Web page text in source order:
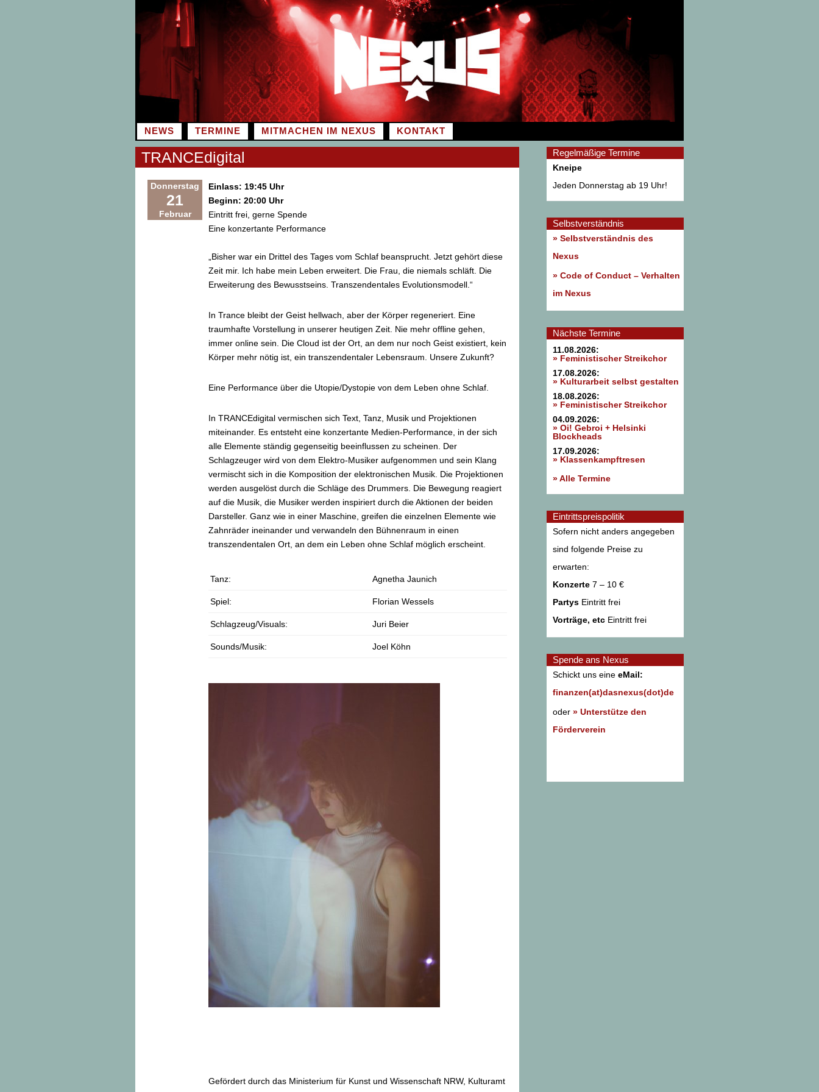
Inhalt
springen
NEWS TERMINE MITMACHEN IM NEXUS KONTAKT
TRANCEdigital
Donnerstag
21
Februar
Einlass: 19:45 Uhr
Beginn: 20:00 Uhr
Eintritt frei, gerne Spende
Eine konzertante Performance
„Bisher war ein Drittel des Tages vom Schlaf beansprucht. Jetzt gehört diese
Zeit mir. Ich habe mein Leben erweitert. Die Frau, die niemals schläft. Die
Erweiterung des Bewusstseins. Transzendentales Evolutionsmodell.“
In Trance bleibt der Geist hellwach, aber der Körper regeneriert. Eine
traumhafte Vorstellung in unserer heutigen Zeit. Nie mehr offline gehen,
immer online sein. Die Cloud ist der Ort, an dem nur noch Geist existiert, kein
Körper mehr nötig ist, ein transzendentaler Lebensraum. Unsere Zukunft?
Eine Performance über die Utopie/Dystopie von dem Leben ohne Schlaf.
In TRANCEdigital vermischen sich Text, Tanz, Musik und Projektionen
miteinander. Es entsteht eine konzertante Medien-Performance, in der sich
alle Elemente ständig gegenseitig beeinflussen zu scheinen. Der
Schlagzeuger wird von dem Elektro-Musiker aufgenommen und sein Klang
vermischt sich in die Komposition der elektronischen Musik. Die Projektionen
werden ausgelöst durch die Schläge des Drummers. Die Bewegung reagiert
auf die Musik, die Musiker werden inspiriert durch die Aktionen der beiden
Darsteller. Ganz wie in einer Maschine, greifen die einzelnen Elemente wie
Zahnräder ineinander und verwandeln den Bühnenraum in einen
transzendentalen Ort, an dem ein Leben ohne Schlaf möglich erscheint.
Tanz: Agnetha Jaunich
Spiel: Florian Wessels
Schlagzeug/Visuals: Juri Beier
Sounds/Musik: Joel Köhn
Gefördert durch das Ministerium für Kunst und Wissenschaft NRW, Kulturamt
Regelmäßige Termine
Kneipe
Jeden Donnerstag ab 19 Uhr!
Selbstverständnis
» Selbstverständnis des
Nexus
» Code of Conduct – Verhalten
im Nexus
Nächste Termine
11.08.2026:
» Feministischer Streikchor
17.08.2026:
» Kulturarbeit selbst gestalten
18.08.2026:
» Feministischer Streikchor
04.09.2026:
» Oi! Gebroi + Helsinki
Blockheads
17.09.2026:
» Klassenkampftresen
» Alle Termine
Eintrittspreispolitik
Sofern nicht anders angegeben
sind folgende Preise zu
erwarten:
Konzerte 7 – 10 €
Partys Eintritt frei
Vorträge, etc Eintritt frei
Spende ans Nexus
Schickt uns eine eMail:
finanzen(at)dasnexus(dot)de
oder » Unterstütze den
Förderverein